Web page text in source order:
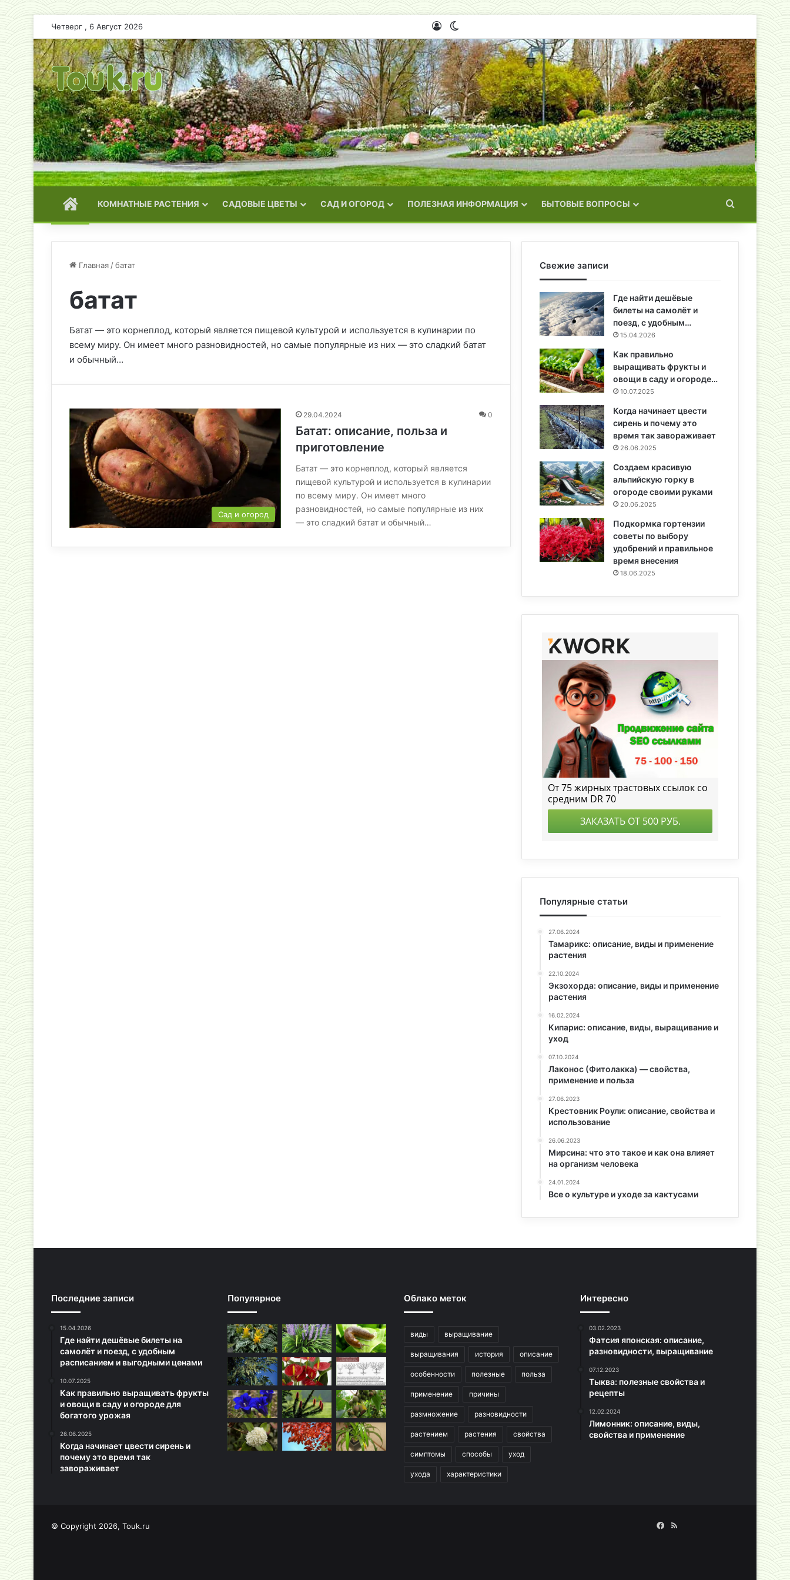
Четверг , 6 Август 2026 Войти
ГЛАВНАЯКОМНАТНЫЕ РАСТЕНИЯ САДОВЫЕ ЦВЕТЫ САД И ОГОРОД ПОЛЕЗНАЯ ИНФОРМАЦИЯ БЫТОВЫЕ ВОПРОСЫ Искать
Главная /батат
батат
Батат — это корнеплод, который является пищевой культурой и используется в кулинарии по
всему миру. Он имеет много разновидностей, но самые популярные из них — это сладкий батат
и обычный…
Сад и огород
29.04.2024 0
Батат: описание, польза и
приготовление
Батат — это корнеплод, который является
пищевой культурой и используется в кулинарии
по всему миру. Он имеет много
разновидностей, но самые популярные из них
— это сладкий батат и обычный…
Свежие записи
Где найти дешёвые
билеты на самолёт и
поезд, с удобным…
15.04.2026
Как правильно
выращивать фрукты и
овощи в саду и огороде…
10.07.2025
Когда начинает цвести
сирень и почему это
время так завораживает
26.06.2025
Создаем красивую
альпийскую горку в
огороде своими руками
20.06.2025
Подкормка гортензии
советы по выбору
удобрений и правильное
время внесения
18.06.2025
Популярные статьи
27.06.2024
Тамарикс: описание, виды и применение
растения
22.10.2024
Экзохорда: описание, виды и применение
растения
16.02.2024
Кипарис: описание, виды, выращивание и
уход
07.10.2024
Лаконос (Фитолакка) — свойства,
применение и польза
27.06.2023
Крестовник Роули: описание, свойства и
использование
26.06.2023
Мирсина: что это такое и как она влияет
на организм человека
24.01.2024
Все о культуре и уходе за кактусами
Последние записи
15.04.2026
Где найти дешёвые билеты на
самолёт и поезд, с удобным
расписанием и выгодными ценами
10.07.2025
Как правильно выращивать фрукты
и овощи в саду и огороде для
богатого урожая
26.06.2025
Когда начинает цвести сирень и
почему это время так
завораживает
Популярное Облако меток
виды выращивание
выращивания история описание
особенности полезные польза
применение причины
размножение разновидности
растением растения свойства
симптомы способы уход
ухода характеристики
Интересно
03.02.2023
Фатсия японская: описание,
разновидности, выращивание
07.12.2023
Тыква: полезные свойства и
рецепты
12.02.2024
Лимонник: описание, виды,
свойства и применение
© Copyright 2026, Touk.ru Facebook